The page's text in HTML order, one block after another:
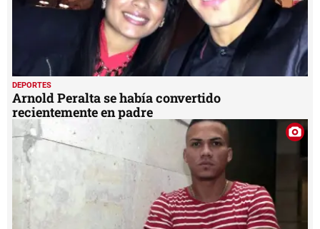
DEPORTES
Arnold Peralta se había convertido
recientemente en padre